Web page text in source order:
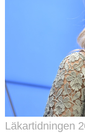
Läkartidningen